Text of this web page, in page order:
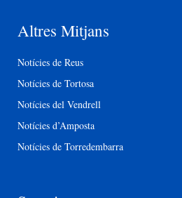
Altres Mitjans
Notícies de Reus
Notícies de Tortosa
Notícies del Vendrell
Notícies d’Amposta
Notícies de Torredembarra